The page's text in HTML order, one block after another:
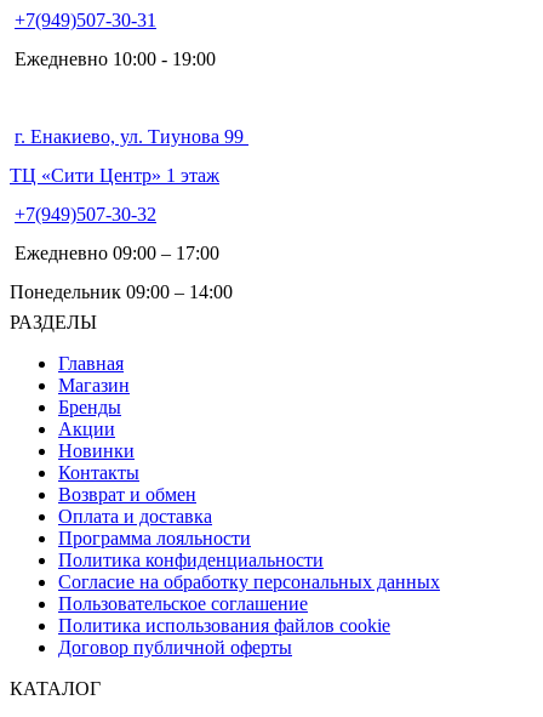
+7(949)507-30-31
Ежедневно 10:00 - 19:00
г. Енакиево, ул. Тиунова 99
ТЦ «Сити Центр» 1 этаж
+7(949)507-30-32
Ежедневно 09:00 – 17:00
Понедельник 09:00 – 14:00
РАЗДЕЛЫ
Главная
Магазин
Бренды
Акции
Новинки
Контакты
Возврат и обмен
Оплата и доставка
Программа лояльности
Политика конфиденциальности
Согласие на обработку персональных данных
Пользовательское соглашение
Политика использования файлов cookie
Договор публичной оферты
КАТАЛОГ